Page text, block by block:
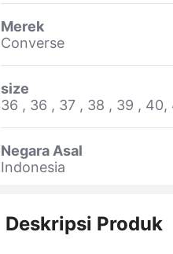
Merek
Converse
size
36 , 36 , 37 , 38 , 39 ,
Negara Asal
Indonesia
Deskripsi Produk